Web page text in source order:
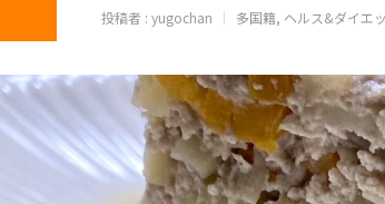
投稿者 : yugochan 多国籍 ヘルス&ダイエ